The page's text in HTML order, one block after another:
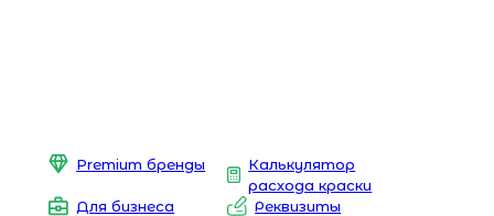
Premium бренды
Калькулятор
расхода краски
Для бизнеса
Реквизиты